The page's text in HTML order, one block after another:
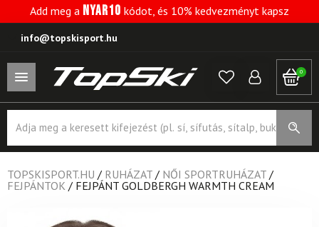
Add meg a NYAR10 kódot, és 10% kedvezményt kapsz
info@topskisport.hu
0
search
TOPSKISPORT.HU / RUHÁZAT / NŐI SPORTRUHÁZAT /
FEJPÁNTOK / FEJPÁNT GOLDBERGH WARMTH CREAM